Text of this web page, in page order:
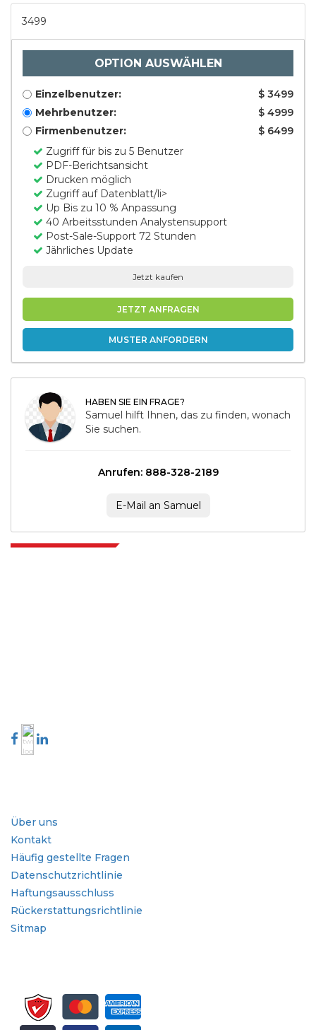
3499
OPTION AUSWÄHLEN
Einzelbenutzer:
$ 3499
Mehrbenutzer:
$ 4999
Firmenbenutzer:
$ 6499
Zugriff für bis zu 5 Benutzer
PDF-Berichtsansicht
Drucken möglich
Zugriff auf Datenblatt/li>
Up Bis zu 10 % Anpassung
40 Arbeitsstunden Analystensupport
Post-Sale-Support 72 Stunden
Jährliches Update
Jetzt kaufen
JETZT ANFRAGEN
MUSTER ANFORDERN
HABEN SIE EIN FRAGE?
Samuel hilft Ihnen, das zu finden, wonach
Sie suchen.
Anrufen: 888-328-2189
E-Mail an Samuel
Über uns
Kontakt
Häufig gestellte Fragen
Datenschutzrichtlinie
Haftungsausschluss
Rückerstattungsrichtlinie
Sitmap